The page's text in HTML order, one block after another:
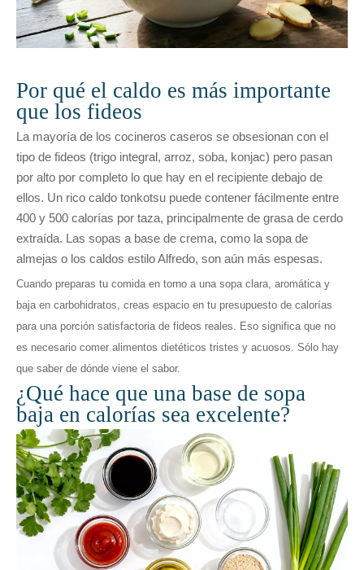
Por qué el caldo es más importante
que los fideos
La mayoría de los cocineros caseros se obsesionan con el
tipo de fideos (trigo integral, arroz, soba, konjac) pero pasan
por alto por completo lo que hay en el recipiente debajo de
ellos. Un rico caldo tonkotsu puede contener fácilmente entre
400 y 500 calorías por taza, principalmente de grasa de cerdo
extraída. Las sopas a base de crema, como la sopa de
almejas o los caldos estilo Alfredo, son aún más espesas.
Cuando preparas tu comida en torno a una sopa clara, aromática y
baja en carbohidratos, creas espacio en tu presupuesto de calorías
para una porción satisfactoria de fideos reales. Eso significa que no
es necesario comer alimentos dietéticos tristes y acuosos. Sólo hay
que saber de dónde viene el sabor.
¿Qué hace que una base de sopa
baja en calorías sea excelente?